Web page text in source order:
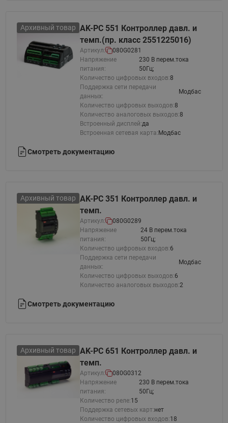
Архивный товар AK-PC 551 Контроллер давл. и
темп.(пр. класс 2551225016)
Артикул:
080G0281
Напряжение
питания:
230 В перем.тока
50Гц;
Количество цифровых входов:8
Поддержка сети передачи
данных:
Модбас
Количество цифровых выходов:8
Количество аналоговых выходов:8
Встроенный дисплей:да
Встроенная сетевая карта:Модбас
Смотреть документацию
Архивный товар AK-PC 351 Контроллер давл. и
темп.
Артикул:
080G0289
Напряжение
питания:
24 В перем.тока
50Гц;
Количество цифровых входов:6
Поддержка сети передачи
данных:
Модбас
Количество цифровых выходов:6
Количество аналоговых выходов:2
Смотреть документацию
Архивный товар AK-PC 651 Контроллер давл. и
темп.
Артикул:
080G0312
Напряжение
питания:
230 В перем.тока
50Гц;
Количество реле:15
Поддержка сетевых карт:нет
Количество цифровых входов:18